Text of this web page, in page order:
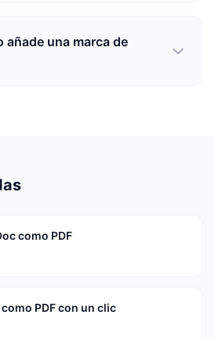
añade una marca de
como PDF
PDF con un clic